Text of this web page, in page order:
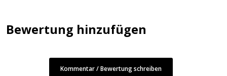
Bewertung hinzufügen
Kommentar / Bewertung schreiben